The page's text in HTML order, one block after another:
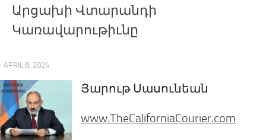
Արցախի Վտարանդի
Կառավարութիւնը
· APRIL 8, 2024
Յարութ Սասունեան
www.TheCaliforniaCourier.com